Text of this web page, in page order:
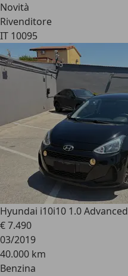
Novità
Rivenditore
IT 10095
Hyundai i10i10 1.0 Advanced
€ 7.490
03/2019
40.000 km
Benzina